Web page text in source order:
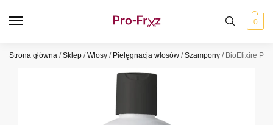
0
Strona główna /Sklep /Włosy / Pielęgnacja włosów /Szampony / BioElixire